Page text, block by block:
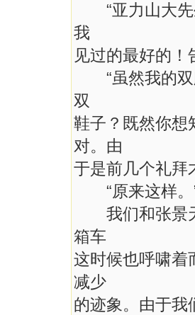
“亚力山大先
我
见过的最好的！
“虽然我的双
双
鞋子？既然你想
对。由
于是前几个礼拜
“原来这样。”
我们和张景天
箱车
这时候也呼啸着
减少
的迹象。由于我